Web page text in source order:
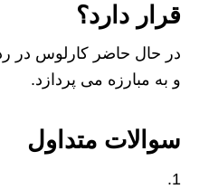
قرار دارد؟
در حال حاضر کارلوس در
و به مبارزه می پردازد.
سوالات متداول